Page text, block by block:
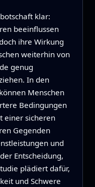
klar:
beeinflussen
ihre Wirkung
weiterhin von
genug
In den
Menschen
Bedingungen
einer sicheren
Gegenden
und
Entscheidung,
plädiert dafür,
und Schwere